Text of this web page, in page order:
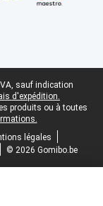
sauf indication
d'expédition.
produits ou à toutes
légales
© 2026 Gomibo.be